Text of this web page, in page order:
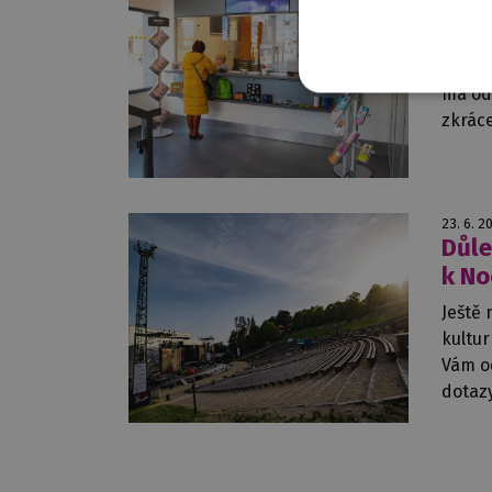
má
23. 6.
k
Ještě
Vám